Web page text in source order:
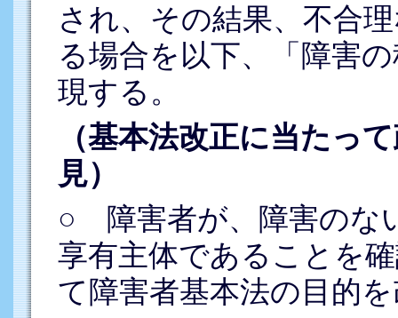
され、その結果、不合
る場合を以下、「障害
現する。
（基本法改正に当たっ
見）
○ 障害者が、障害のな
享有主体であることを
て障害者基本法の目的